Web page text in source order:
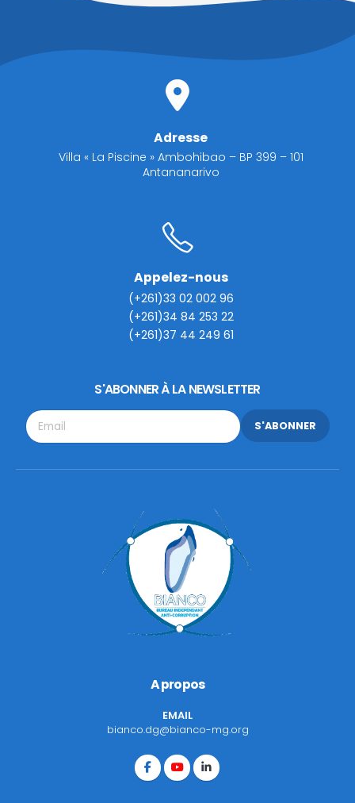
Adresse
Villa « La Piscine » Ambohibao – BP 399 – 101
Antananarivo
Appelez-nous
(+261)33 02 002 96
(+261)34 84 253 22
(+261)37 44 249 61
S'ABONNER À LA NEWSLETTER
S'ABONNER
A propos
EMAIL
bianco.dg@bianco-mg.org